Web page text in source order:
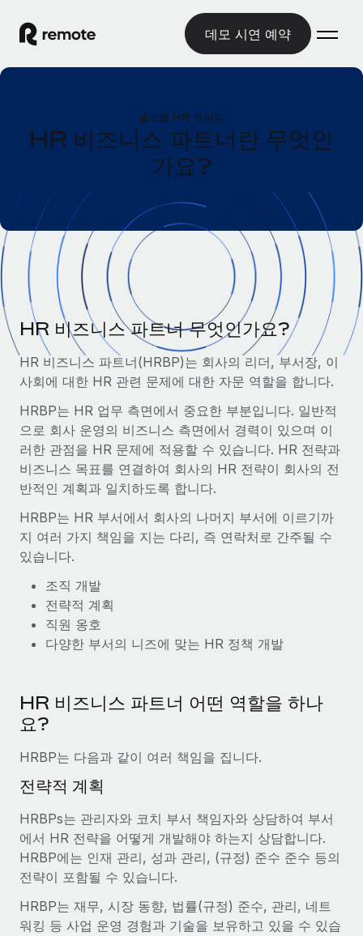
데모 시연 예약
글로벌 급여
규정을 준수하며 급여 지급을 손쉽게 처리
기록상 고용주(EOR)
법인 설립 비용 없이 전 세계로 사업을 확장
기록상 계약자
전 세계에서 규정을 준수하며 계약자 고용
계약자 관리
전 세계 계약자의 온보딩 및 관리
복잡한 고용 업무를 아웃소싱
인프라
HR을 워크플로에 매끄럽게 통합
플랫폼
연결 새로운
MCP를 사용하여 모든 AI 도구를 Remote에 연결 가능
서비스
전문가 상담
글로벌 인사 및 규정 준수 업무 처리에 전문가 지원 제공
신원 조사
채용 후보자 심사 프로세스 간소화
Compliance Watchtower
기기 관리
글로벌 서비스 제공
국가별 정보
국가별 글로벌 채용 지원 알아보기
미국 주별 정보
미국 모든 주 전역에서 채용 업무를 간소화
Remote와 다른 솔루션 비교
다른 업체들과 비교해보기
성장 단계
스타트업
성장하는 기업을 위한 민첩한 글로벌 HR 및 급여 솔루션
중견기업
엔터프라이즈
대기업을 위한 글로벌 HR
REMOTE 파트너 되기
전략적 기술 파트너
Remote와의 파트너십 기회 탐색
통합 및 AI 자동화 컨설팅
사례 연구
리소스
도구 및 계산기
오분류 리스크 평가 도구
국가별 직원 오분류 리스크 확인
직원 비용 계산기
국가별 총 인건비 계산
계약자 지급 계산기
REMOTE와 함께 배우기
리서치 및 가이드
HR 용어집
직무 설명 라이브러리
웨비나
뉴스룸
모든 리소스 보기
글로벌 급여
요금
한국어
English
Français
Deutsch
Español
Italiano
Português (Portugal)
日本語
中文（简体）
로그인
글로벌 HR 용어집
HR 비즈니스 파트너란 무엇인
가요?
HR 비즈니스 파트너 무엇인가요?
HR 비즈니스 파트너(HRBP)는 회사의 리더, 부서장, 이
사회에 대한 HR 관련 문제에 대한 자문 역할을 합니다.
HRBP는 HR 업무 측면에서 중요한 부분입니다. 일반적
으로 회사 운영의 비즈니스 측면에서 경력이 있으며 이
러한 관점을 HR 문제에 적용할 수 있습니다. HR 전략과
비즈니스 목표를 연결하여 회사의 HR 전략이 회사의 전
반적인 계획과 일치하도록 합니다.
HRBP는 HR 부서에서 회사의 나머지 부서에 이르기까
지 여러 가지 책임을 지는 다리, 즉 연락처로 간주될 수
있습니다.
조직 개발
전략적 계획
직원 옹호
다양한 부서의 니즈에 맞는 HR 정책 개발
HR 비즈니스 파트너 어떤 역할을 하나
요?
HRBP는 다음과 같이 여러 책임을 집니다.
전략적 계획
HRBPs는 관리자와 코치 부서 책임자와 상담하여 부서
에서 HR 전략을 어떻게 개발해야 하는지 상담합니다.
HRBP에는 인재 관리, 성과 관리, (규정) 준수 준수 등의
전략이 포함될 수 있습니다.
HRBP는 재무, 시장 동향, 법률(규정) 준수, 관리, 네트
워킹 등 사업 운영 경험과 기술을 보유하고 있을 수 있습